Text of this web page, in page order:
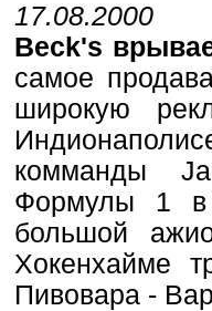
17.08.2000
Beck's
самое
широкую
комманды
Формулы 1 в
большой
Хокенхайме
Пивовара -